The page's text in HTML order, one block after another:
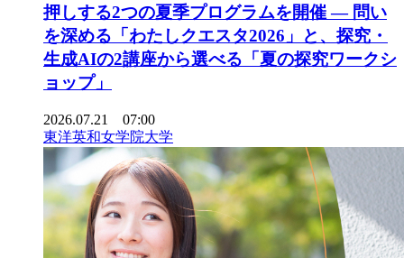
押しする2つの夏季プログラムを開催 ― 問い
を深める「わたしクエスタ2026」と、探究・
生成AIの2講座から選べる「夏の探究ワークシ
ョップ」
2026.07.21 07:00
東洋英和女学院大学